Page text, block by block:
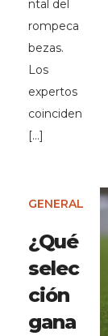
ntal del
rompeca
bezas.
Los
expertos
coinciden
[…]
GENERAL
¿Qué
selec
ción
gana